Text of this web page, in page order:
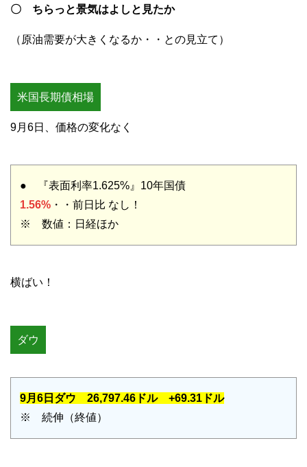
〇 ちらっと景気はよしと見たか
（原油需要が大きくなるか・・との見立て）
米国長期債相場
9月6日、価格の変化なく
● 『表面利率1.625%』10年国債
1.56%・・前日比 なし！
※ 数値：日経ほか
横ばい！
ダウ
9月6日ダウ 26,797.46ドル +69.31ドル
※ 続伸（終値）